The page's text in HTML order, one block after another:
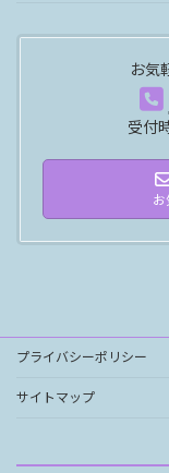
お気
受付
プライバシーポリシー
サイトマップ